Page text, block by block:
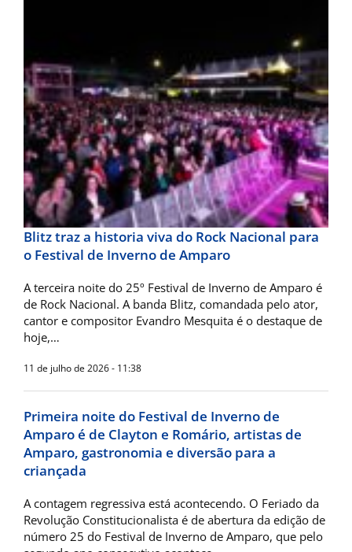
Blitz traz a historia viva do Rock Nacional para
o Festival de Inverno de Amparo
A terceira noite do 25º Festival de Inverno de Amparo é
de Rock Nacional. A banda Blitz, comandada pelo ator,
cantor e compositor Evandro Mesquita é o destaque de
hoje,…
11 de julho de 2026 - 11:38
Primeira noite do Festival de Inverno de
Amparo é de Clayton e Romário, artistas de
Amparo, gastronomia e diversão para a
criançada
A contagem regressiva está acontecendo. O Feriado da
Revolução Constitucionalista é de abertura da edição de
número 25 do Festival de Inverno de Amparo, que pelo